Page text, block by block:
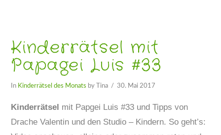
Kinderrätsel mit
Papagei Luis #33
In Kinderrätsel des Monats by Tina 30. Mai 2017
Kinderrätsel mit Papgei Luis #33 und Tipps von
Drache Valentin und den Studio – Kindern. So geht’s: